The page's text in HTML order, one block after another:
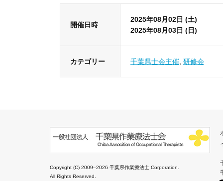
開催日時
2025年08月02日 (土)
2025年08月03日 (日)
カテゴリー 千葉県士会主催 研修会
Copyright (C) 2009–2026 千葉県作業療法士 Corporation.
All Rights Reserved.